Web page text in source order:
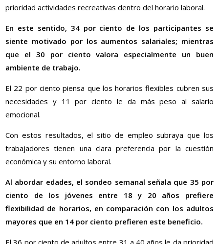
prioridad actividades recreativas dentro del horario laboral.
En este sentido, 34 por ciento de los participantes se
siente motivado por los aumentos salariales; mientras
que el 30 por ciento valora especialmente un buen
ambiente de trabajo.
El 22 por ciento piensa que los horarios flexibles cubren sus
necesidades y 11 por ciento le da más peso al salario
emocional.
Con estos resultados, el sitio de empleo subraya que los
trabajadores tienen una clara preferencia por la cuestión
económica y su entorno laboral.
Al abordar edades, el sondeo semanal señala que 35 por
ciento de los jóvenes entre 18 y 20 años prefiere
flexibilidad de horarios, en comparación con los adultos
mayores que en 14 por ciento prefieren este beneficio.